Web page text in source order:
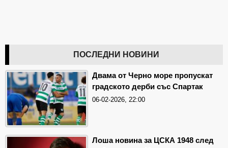
ПОСЛЕДНИ НОВИНИ
Двама от Черно море пропускат
градското дерби със Спартак
06-02-2026, 22:00
Лоша новина за ЦСКА 1948 след